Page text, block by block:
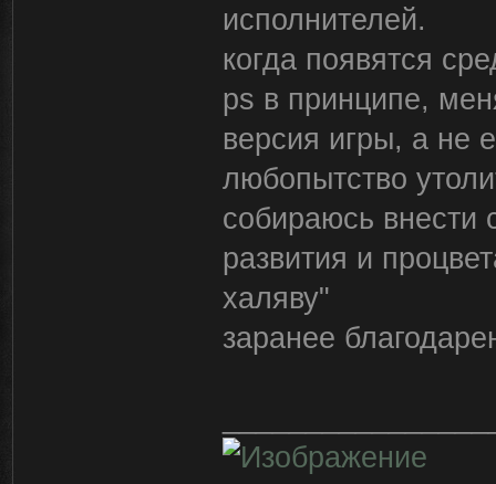
исполнителей.
когда появятся
ps в принципе,
версия игры, а не
любопытство
собираюсь внести
развития и
халяву"
заранее